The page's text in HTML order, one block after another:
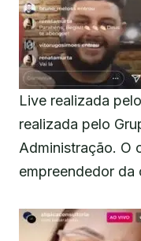
Live realizada
realizada pelo
Administração. O
empreendedor da